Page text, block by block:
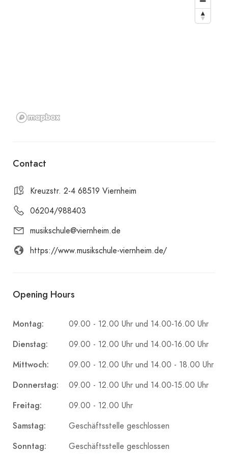
Contact
Kreuzstr. 2-4 68519 Viernheim
06204/988403
musikschule@viernheim.de
https://www.musikschule-viernheim.de/
Opening Hours
Montag: 09.00 - 12.00 Uhr und 14.00-16.00 Uhr
Dienstag: 09.00 - 12.00 Uhr und 14.00-16.00 Uhr
Mittwoch: 09.00 - 12.00 Uhr und 14.00 - 18.00 Uhr
Donnerstag: 09.00 - 12.00 Uhr und 14.00-15.00 Uhr
Freitag: 09.00 - 12.00 Uhr
Samstag: Geschäftsstelle geschlossen
Sonntag:
Geschäftsstelle geschlossen